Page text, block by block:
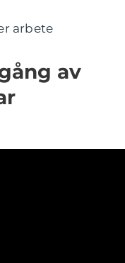
arbete
av